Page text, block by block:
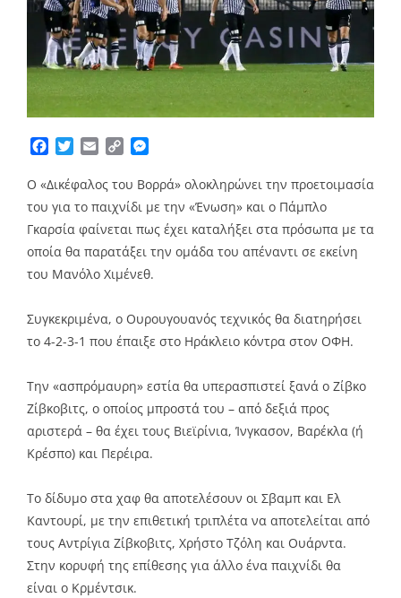
Facebook
TwitterEmailCopy
Ο «Δικέφαλος του Βορρά» ολοκληρώνει την προετοιμασία
του για το παιχνίδι με την «Ένωση» και ο Πάμπλο
Γκαρσία φαίνεται πως έχει καταλήξει στα πρόσωπα με τα
οποία θα παρατάξει την ομάδα του απέναντι σε εκείνη
του Μανόλο Χιμένεθ.
Συγκεκριμένα, ο Ουρουγουανός τεχνικός θα διατηρήσει
το 4-2-3-1 που έπαιξε στο Ηράκλειο κόντρα στον ΟΦΗ.
Την «ασπρόμαυρη» εστία θα υπερασπιστεί ξανά ο Ζίβκο
Ζίβκοβιτς, ο οποίος μπροστά του – από δεξιά προς
αριστερά – θα έχει τους Βιεϊρίνια, Ίνγκασον, Βαρέκλα (ή
Κρέσπο) και Περέιρα.
Το δίδυμο στα χαφ θα αποτελέσουν οι Σβαμπ και Ελ
Καντουρί, με την επιθετική τριπλέτα να αποτελείται από
τους Αντρίγια Ζίβκοβιτς, Χρήστο Τζόλη και Ουάρντα.
Στην κορυφή της επίθεσης για άλλο ένα παιχνίδι θα
είναι ο Κρμέντσικ.